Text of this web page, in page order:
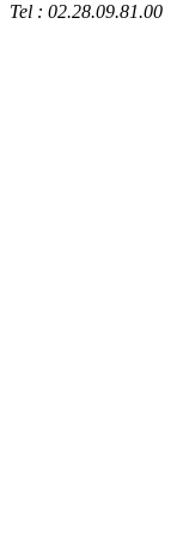
Tel : 02.28.09.81.00